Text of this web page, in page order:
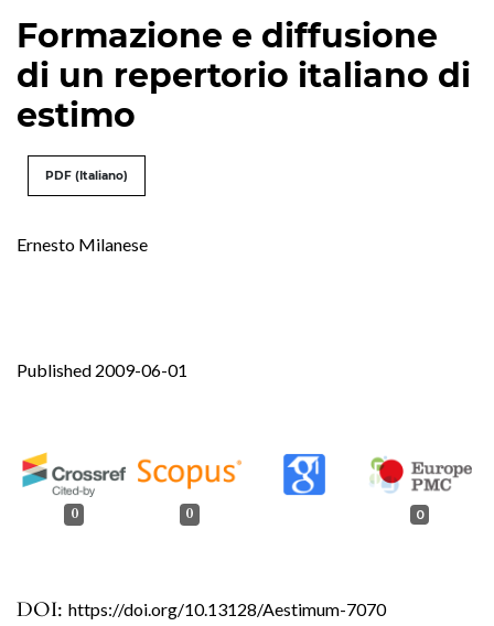
Formazione e diffusione
di un repertorio italiano di
estimo
PDF (Italiano)
Ernesto Milanese
DOI: https://doi.org/10.13128/Aestimum-7070
Published 2009-06-01
0 0 0